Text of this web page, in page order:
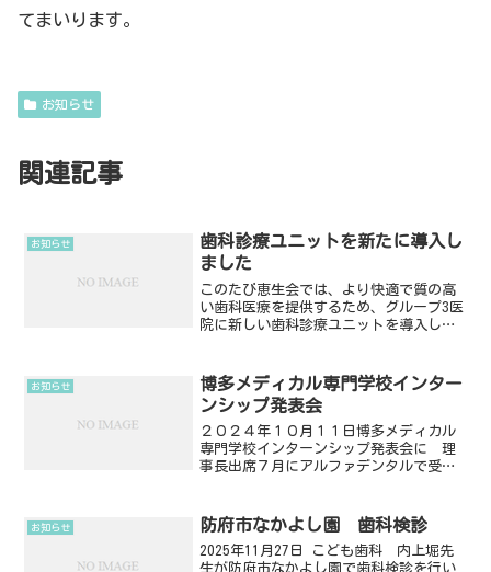
てまいります。
お知らせ
関連記事
お知らせ
歯科診療ユニットを新たに導入し
ました
このたび恵生会では、より快適で質の高
い歯科医療を提供するため、グループ3医
院に新しい歯科診療ユニットを導入しま
ル・ユニット・キッズ2 CS（小児専用）
今回、合計8台...
お知らせ
博多メディカル専門学校インター
ンシップ発表会
２０２４年１０月１１日博多メディカル
専門学校インターンシップ発表会に 理
事長出席７月にアルファデンタルで受け
くスライドを制作していました。２０ケ
ース以上の発表で一番魅力...
お知らせ 防府市なかよし園 歯科検診
2025年11月27日 こども歯科 内上堀先
生が防府市なかよし園で歯科検診を行い